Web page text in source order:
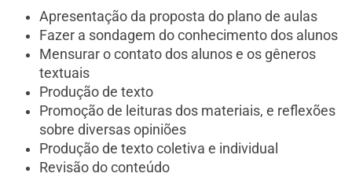
Apresentação da proposta do plano de aulas
Fazer a sondagem do conhecimento dos alunos
Mensurar o contato dos alunos e os gêneros
textuais
Produção de texto
Promoção de leituras dos materiais, e reflexões
sobre diversas opiniões
Produção de texto coletiva e individual
Revisão do conteúdo